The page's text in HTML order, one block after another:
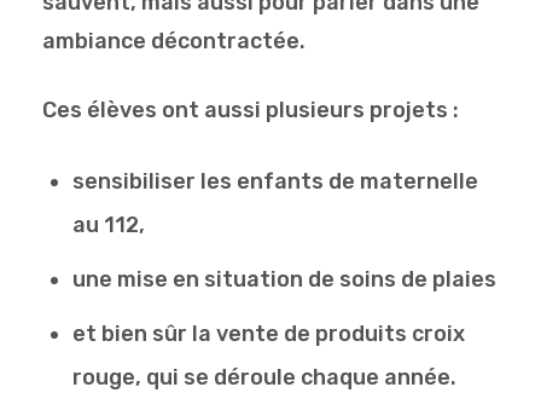
ambiance décontractée.
Ces élèves ont aussi plusieurs projets :
sensibiliser les enfants de maternelle
au 112,
une mise en situation de soins de plaies
et bien sûr la vente de produits croix
rouge, qui se déroule chaque année.